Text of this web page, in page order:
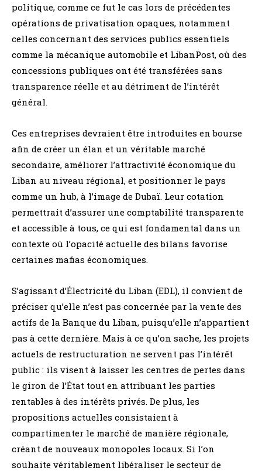
politique, comme ce fut le cas lors de précédentes
opérations de privatisation opaques, notamment
celles concernant des services publics essentiels
comme la mécanique automobile et LibanPost, où des
concessions publiques ont été transférées sans
transparence réelle et au détriment de l’intérêt
général.
Ces entreprises devraient être introduites en bourse
afin de créer un élan et un véritable marché
secondaire, améliorer l’attractivité économique du
Liban au niveau régional, et positionner le pays
comme un hub, à l’image de Dubaï. Leur cotation
permettrait d’assurer une comptabilité transparente
et accessible à tous, ce qui est fondamental dans un
contexte où l’opacité actuelle des bilans favorise
certaines mafias économiques.
S’agissant d’Électricité du Liban (EDL), il convient de
préciser qu’elle n’est pas concernée par la vente des
actifs de la Banque du Liban, puisqu’elle n’appartient
pas à cette dernière. Mais à ce qu’on sache, les projets
actuels de restructuration ne servent pas l’intérêt
public : ils visent à laisser les centres de pertes dans
le giron de l’État tout en attribuant les parties
rentables à des intérêts privés. De plus, les
propositions actuelles consistaient à
compartimenter le marché de manière régionale,
créant de nouveaux monopoles locaux. Si l’on
souhaite véritablement libéraliser le secteur de